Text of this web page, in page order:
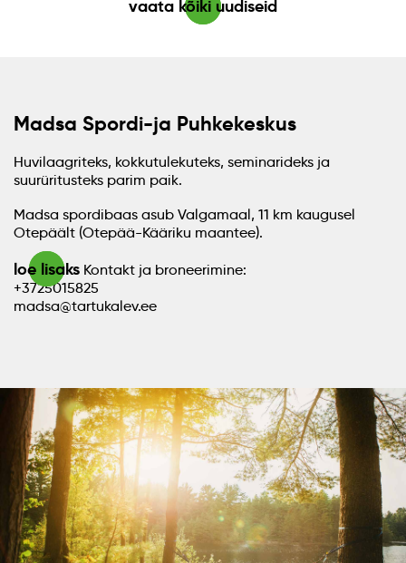
vaata kõiki uudiseid
Madsa Spordi-ja Puhkekeskus
Huvilaagriteks, kokkutulekuteks, seminarideks ja
suurüritusteks parim paik.
Madsa spordibaas asub Valgamaal, 11 km kaugusel
Otepäält (Otepää-Kääriku maantee).
loe lisaks Kontakt ja broneerimine:
+3725015825
madsa@tartukalev.ee